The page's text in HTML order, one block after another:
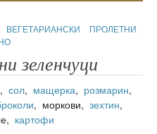
ВЕГЕТАРИАНСКИ
ПРОЛЕТНИ
зеленчуци
,сол, мащерка, розмарин,
, моркови,зехтин,
картофи